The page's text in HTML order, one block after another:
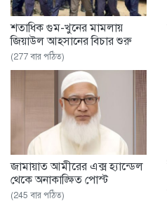
শতাধিক গুম-খুনের মামলায়
জিয়াউল আহসানের বিচার শুরু
(277 বার পঠিত)
জামায়াত আমীরের এক্স হ্যান্ডেল
থেকে অনাকাঙ্ক্ষিত পোস্ট
(245 বার পঠিত)